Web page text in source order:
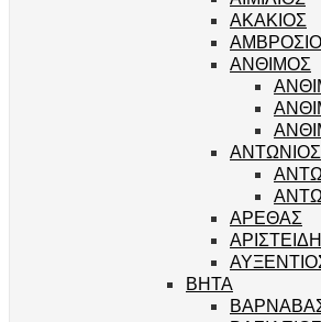
ΑΚΑΚΙΟΣ
ΑΝΘΙΜΟΣ
ΑΝΤΩΝΙΟΣ
ΑΡΕΘΑΣ
ΒΗΤΑ